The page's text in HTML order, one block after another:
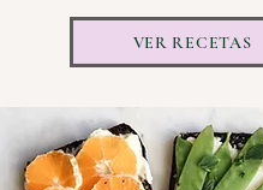
VER RECETAS